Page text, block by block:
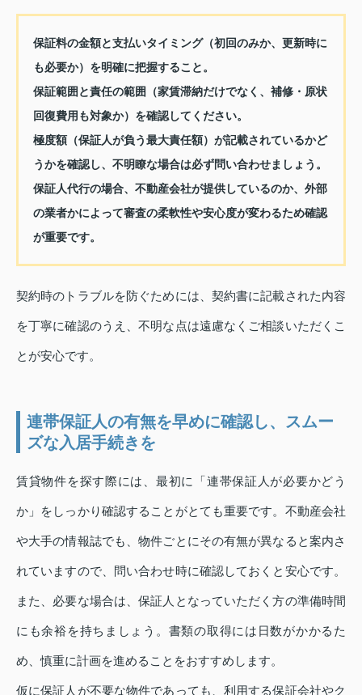
保証料の金額と支払いタイミング（初回のみか、更新時に
も必要か）を明確に把握すること。
保証範囲と責任の範囲（家賃滞納だけでなく、補修・原状
回復費用も対象か）を確認してください。
極度額（保証人が負う最大責任額）が記載されているかど
うかを確認し、不明瞭な場合は必ず問い合わせましょう。
保証人代行の場合、不動産会社が提供しているのか、外部
の業者かによって審査の柔軟性や安心度が変わるため確認
が重要です。
契約時のトラブルを防ぐためには、契約書に記載された内容
を丁寧に確認のうえ、不明な点は遠慮なくご相談いただくこ
とが安心です。
連帯保証人の有無を早めに確認し、スムー
ズな入居手続きを
賃貸物件を探す際には、最初に「連帯保証人が必要かどう
か」をしっかり確認することがとても重要です。不動産会社
や大手の情報誌でも、物件ごとにその有無が異なると案内さ
れていますので、問い合わせ時に確認しておくと安心です。
また、必要な場合は、保証人となっていただく方の準備時間
にも余裕を持ちましょう。書類の取得には日数がかかるた
め、慎重に計画を進めることをおすすめします。
仮に保証人が不要な物件であっても、利用する保証会社やク